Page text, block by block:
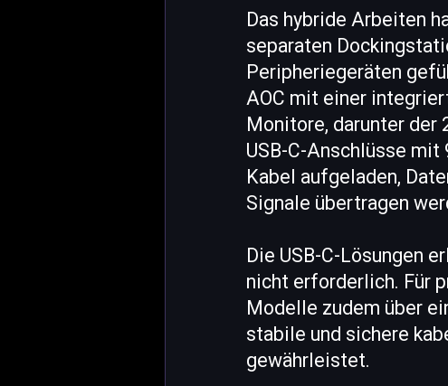
Das hybride Arbeiten
separaten
Peripheriegeräten
AOC mit einer
Monitore, darunter der
USB-C-Anschlüsse
Kabel aufgeladen,
Signale übertragen
Die USB-C-Lösungen
nicht erforderlich. Für
Modelle zudem über
stabile und sichere
gewährleistet.